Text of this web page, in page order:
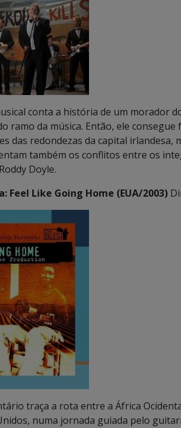
conta a história de um morador
ramo da música. Então, ele
das redondezas da capital irlandesa,
também os conflitos entre os
Doyle.
Feel Like Going Home (EUA/2003)
traça a rota entre a África
numa jornada guiada pelo